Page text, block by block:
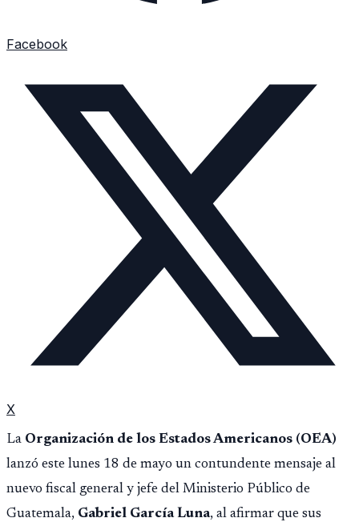
Facebook
X
La Organización de los Estados Americanos (OEA)
lanzó este lunes 18 de mayo un contundente mensaje al
nuevo fiscal general y jefe del Ministerio Público de
Guatemala, Gabriel García Luna, al afirmar que sus